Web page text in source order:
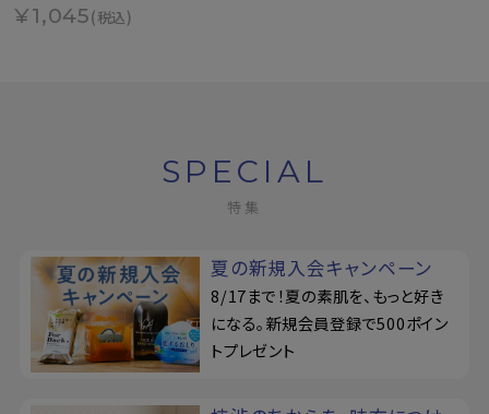
¥1,045(税込)
SPECIAL
特集
夏の新規入会キャンペーン
8/17まで！夏の素肌を、もっと好き
になる。新規会員登録で500ポイン
トプレゼント